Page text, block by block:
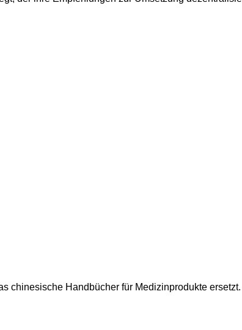
chinesische Handbücher für Medizinprodukte